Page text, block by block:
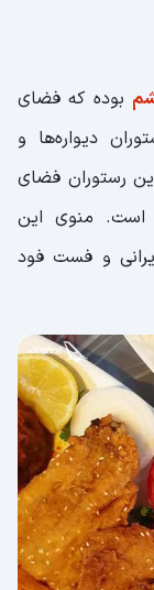
بوده که فضای
دیواره‌ها و
رستوران فضای
است. منوی این
و فست فود